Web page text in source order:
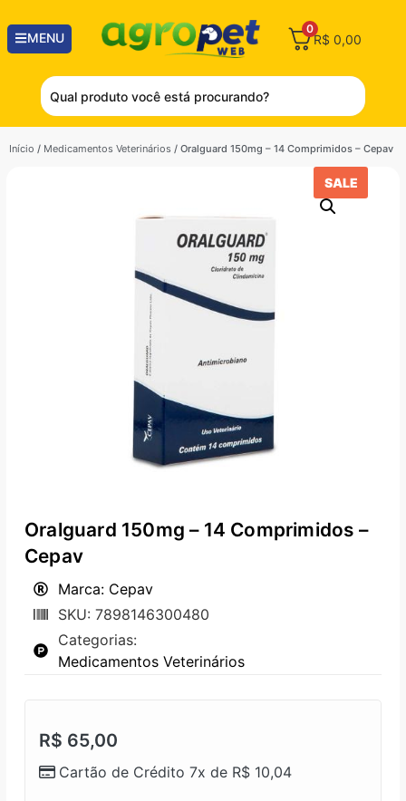
MENU
0
R$ 0,00
Início / Medicamentos Veterinários / Oralguard 150mg – 14 Comprimidos – Cepav
SALE
Oralguard 150mg – 14 Comprimidos –
Cepav
Marca: Cepav
SKU: 7898146300480
Categorias:
Medicamentos Veterinários
R$ 65,00
Cartão de Crédito 7x de R$ 10,04